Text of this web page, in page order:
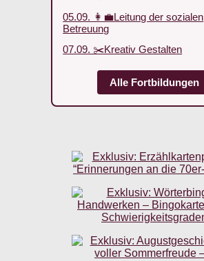
05.09. 👩‍💼Leitung der sozialen
Betreuung
07.09. ✂️Kreativ Gestalten
Alle Fortbildungen